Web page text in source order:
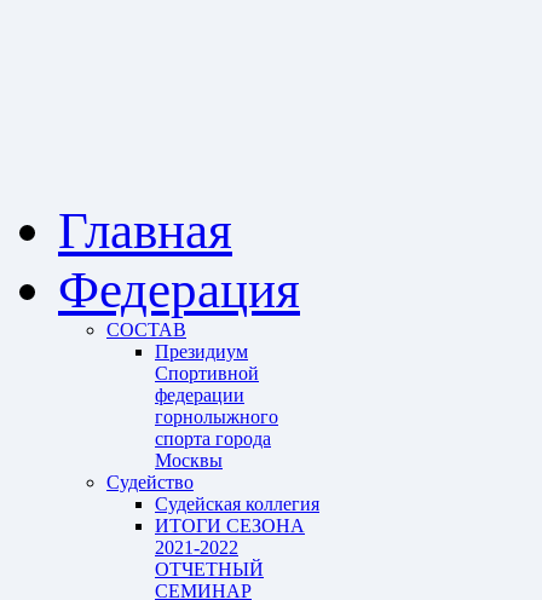
Главная
Федерация
СОСТАВ
Президиум
Спортивной
федерации
горнолыжного
спорта города
Москвы
Судейство
Cудейская коллегия
ИТОГИ СЕЗОНА
2021-2022
ОТЧЕТНЫЙ
СЕМИНАР